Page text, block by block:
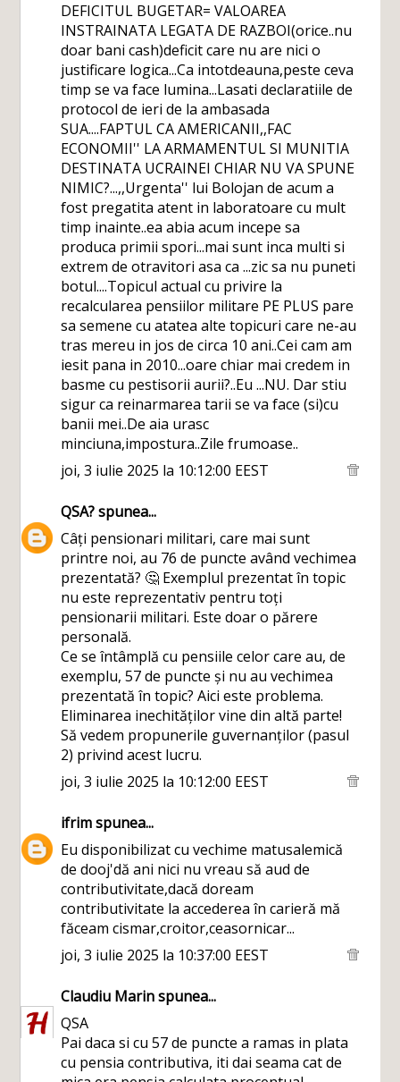
DEFICITUL BUGETAR= VALOAREA
INSTRAINATA LEGATA DE RAZBOI(orice..nu
doar bani cash)deficit care nu are nici o
justificare logica...Ca intotdeauna,peste ceva
timp se va face lumina...Lasati declaratiile de
protocol de ieri de la ambasada
SUA....FAPTUL CA AMERICANII,,FAC
ECONOMII'' LA ARMAMENTUL SI MUNITIA
DESTINATA UCRAINEI CHIAR NU VA SPUNE
NIMIC?...,,Urgenta'' lui Bolojan de acum a
fost pregatita atent in laboratoare cu mult
timp inainte..ea abia acum incepe sa
produca primii spori...mai sunt inca multi si
extrem de otravitori asa ca ...zic sa nu puneti
botul....Topicul actual cu privire la
recalcularea pensiilor militare PE PLUS pare
sa semene cu atatea alte topicuri care ne-au
tras mereu in jos de circa 10 ani..Cei cam am
iesit pana in 2010...oare chiar mai credem in
basme cu pestisorii aurii?..Eu ...NU. Dar stiu
sigur ca reinarmarea tarii se va face (si)cu
banii mei..De aia urasc
minciuna,impostura..Zile frumoase..
joi, 3 iulie 2025 la 10:12:00 EEST
QSA?spunea...
Câți pensionari militari, care mai sunt
printre noi, au 76 de puncte având vechimea
prezentată? 🤔 Exemplul prezentat în topic
nu este reprezentativ pentru toți
pensionarii militari. Este doar o părere
personală.
Ce se întâmplă cu pensiile celor care au, de
exemplu, 57 de puncte și nu au vechimea
prezentată în topic? Aici este problema.
Eliminarea inechităților vine din altă parte!
Să vedem propunerile guvernanților (pasul
2) privind acest lucru.
joi, 3 iulie 2025 la 10:12:00 EEST
ifrimspunea...
Eu disponibilizat cu vechime matusalemică
de dooj'dă ani nici nu vreau să aud de
contributivitate,dacă doream
contributivitate la accederea în carieră mă
făceam cismar,croitor,ceasornicar...
joi, 3 iulie 2025 la 10:37:00 EEST
Claudiu Marinspunea...
QSA
Pai daca si cu 57 de puncte a ramas in plata
cu pensia contributiva, iti dai seama cat de